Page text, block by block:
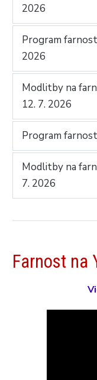
2026
Program
2026
Modlitby na
12. 7. 2026
Program
Modlitby na
7. 2026
Farnost na